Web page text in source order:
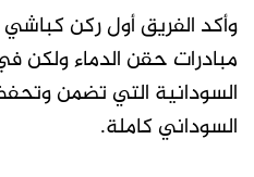
وأكد الفريق أول ركن
مبادرات حقن الدماء ولكن
السودانية التي تضمن
السوداني كاملة.